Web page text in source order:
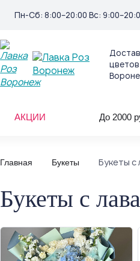
Пн-Сб: 8:00–20:00 Вс:
цветов
АКЦИИ До 2000
Главная Букеты Букеты с
Букеты с